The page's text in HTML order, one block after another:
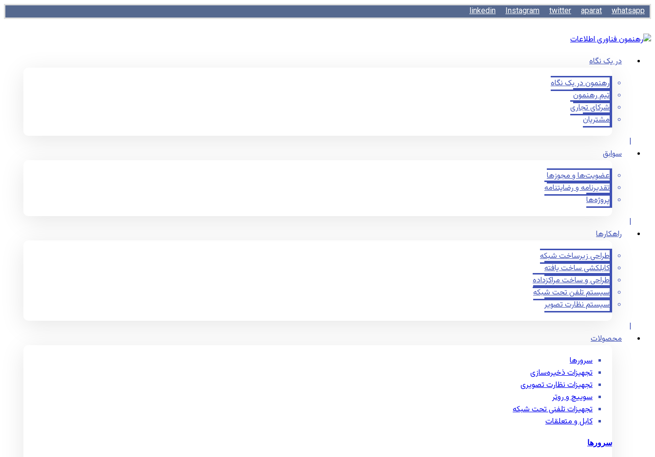
linkedin Instagram twitter aparat whatsapp
در یک نگاه
رهنمون در یک نگاه
تیم رهنمون
شرکای تجاری
مشتریان
سوابق
عضویت‌ها و مجوزها
تقدیرنامه و رضایتنامه
پروژه‌ها
راهکارها
طراحی زیرساخت شبکه
کابلکشی ساخت یافته
طراحی و ساخت مراکزداده
سیستم تلفن تحت شبکه
سیستم نظارت تصویر
محصولات
سرورها
تجهیزات ذخیره‌سازی
تجهیزات نظارت تصویری
سوییچ و روتر
تجهیزات تلفنی تحت شبکه
کابل و متعلقات
سرورها